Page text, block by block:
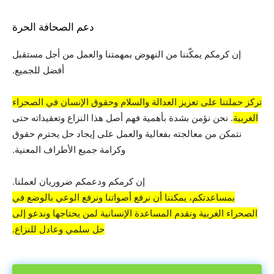
دعم الصحافة الحرة
إن كرمكم يمكّننا من النهوض بمهمتنا والعمل من أجل مستقبل
أفضل للجميع.
تركز حملتنا على تعزيز العدالة والسلام وحقوق الإنسان في الصحراء
الغربية. نحن نؤمن بشدة بأهمية فهم أصل هذا النزاع وتعقيداته حتى
نتمكن من معالجته بفعالية والعمل على إيجاد حل يحترم حقوق
وكرامة جميع الأطراف المعنية.
إن كرمكم ودعمكم ضروريان لعملنا.
بمساعدتكم، يمكننا أن نرفع أصواتنا ونرفع الوعي بالوضع في
الصحراء الغربية ونقدم المساعدة الإنسانية لمن يحتاجها وندعو إلى
حل سلمي وعادل للنزاع.